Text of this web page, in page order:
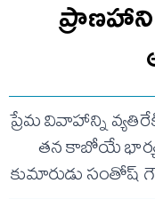
ప్రేమ వివాహాన్ని
తన కాబోయే భార్య
కుమారుడు సంతోష్